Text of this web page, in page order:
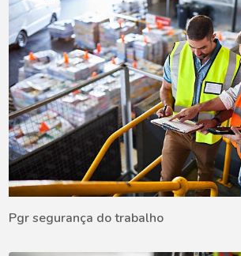
Pgr segurança do trabalho